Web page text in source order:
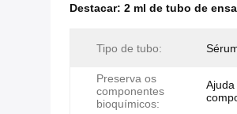
Destacar: 2 ml de tubo de
Tipo de tubo:
Preserva os
componentes
bioquímicos: